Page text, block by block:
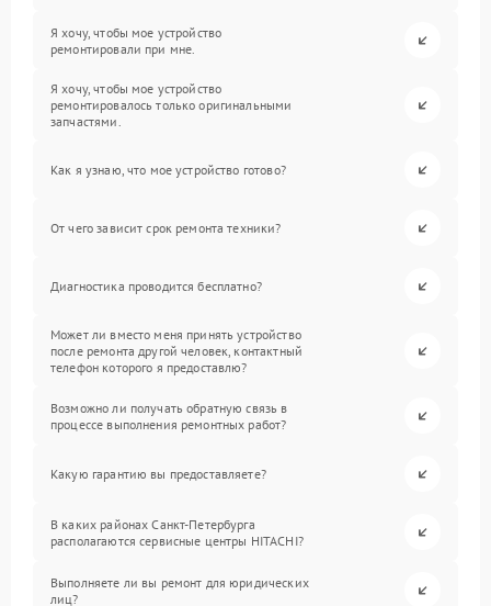
Я хочу, чтобы мое устройство
ремонтировали при мне.
Я хочу, чтобы мое устройство
ремонтировалось только оригинальными
запчастями.
Как я узнаю, что мое устройство готово?
От чего зависит срок ремонта техники?
Диагностика проводится бесплатно?
Может ли вместо меня принять устройство
после ремонта другой человек, контактный
телефон которого я предоставлю?
Возможно ли получать обратную связь в
процессе выполнения ремонтных работ?
Какую гарантию вы предоставляете?
В каких районах Санкт-Петербурга
располагаются сервисные центры HITACHI?
Выполняете ли вы ремонт для юридических
лиц?